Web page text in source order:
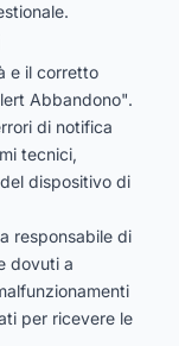
e il corretto
Abbandono".
di notifica
tecnici,
dispositivo di
responsabile di
dovuti a
per ricevere le